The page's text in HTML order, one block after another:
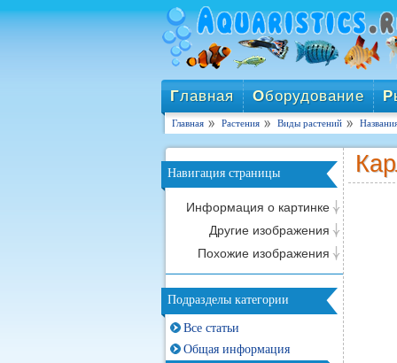
Главная Оборудование Р
Главная Растения Виды растений
Навигация страницы
Информация о картинке
Другие изображения
Похожие изображения
Подразделы категории
Все статьи
Общая информация